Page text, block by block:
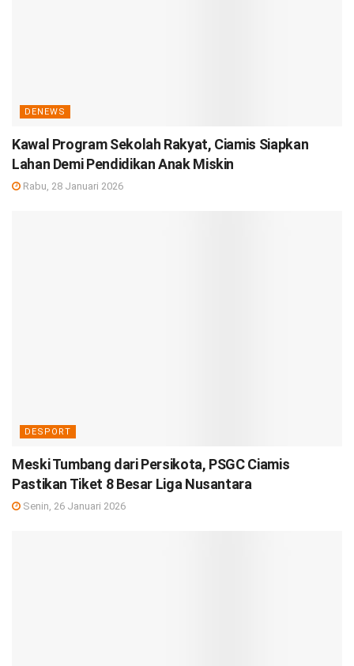
DENEWS
Kawal Program Sekolah Rakyat, Ciamis Siapkan
Lahan Demi Pendidikan Anak Miskin
Rabu, 28 Januari 2026
DESPORT
Meski Tumbang dari Persikota, PSGC Ciamis
Pastikan Tiket 8 Besar Liga Nusantara
Senin, 26 Januari 2026